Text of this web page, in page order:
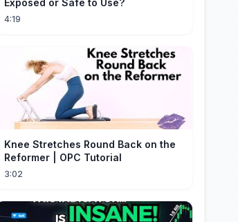
Exposed or Safe to Use?
4:19
Knee Stretches Round Back on the
Reformer | OPC Tutorial
3:02